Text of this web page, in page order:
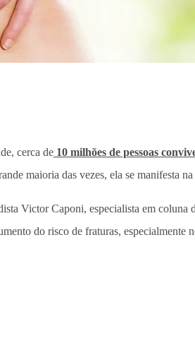
cerca de 10 milhões de pessoas
maioria das vezes, ela se manifesta
Victor Caponi, especialista em coluna
do risco de fraturas, especialmente